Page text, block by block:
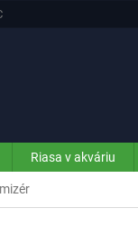
OSOBNÝCH
Riasa v akváriu